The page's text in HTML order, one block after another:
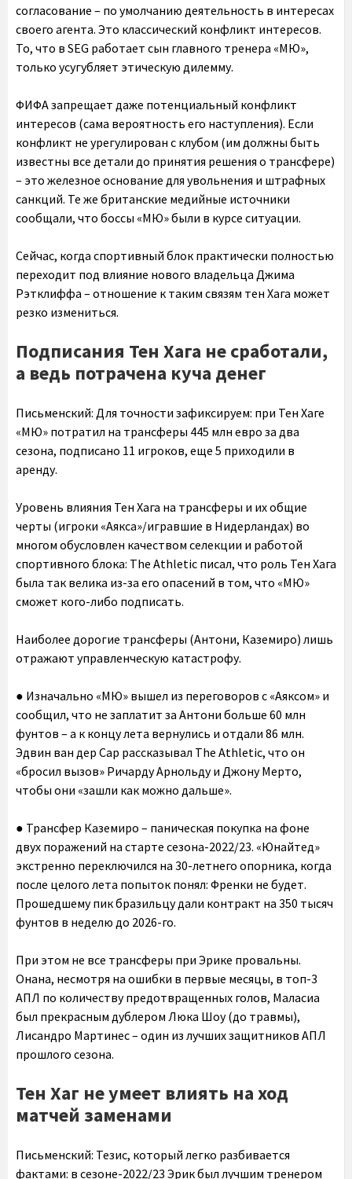
согласование – по умолчанию деятельность в интересах
своего агента. Это классический конфликт интересов.
То, что в SEG работает сын главного тренера «МЮ»,
только усугубляет этическую дилемму.
ФИФА запрещает даже потенциальный конфликт
интересов (сама вероятность его наступления). Если
конфликт не урегулирован с клубом (им должны быть
известны все детали до принятия решения о трансфере)
– это железное основание для увольнения и штрафных
санкций. Те же британские медийные источники
сообщали, что боссы «МЮ» были в курсе ситуации.
Сейчас, когда спортивный блок практически полностью
переходит под влияние нового владельца Джима
Рэтклиффа – отношение к таким связям тен Хага может
резко измениться.
Подписания Тен Хага не сработали,
а ведь потрачена куча денег
Письменский: Для точности зафиксируем: при Тен Хаге
«МЮ» потратил на трансферы 445 млн евро за два
сезона, подписано 11 игроков, еще 5 приходили в
аренду.
Уровень влияния Тен Хага на трансферы и их общие
черты (игроки «Аякса»/игравшие в Нидерландах) во
многом обусловлен качеством селекции и работой
спортивного блока: The Athletic писал, что роль Тен Хага
была так велика из-за его опасений в том, что «МЮ»
сможет кого-либо подписать.
Наиболее дорогие трансферы (Антони, Каземиро) лишь
отражают управленческую катастрофу.
● Изначально «МЮ» вышел из переговоров с «Аяксом» и
сообщил, что не заплатит за Антони больше 60 млн
фунтов – а к концу лета вернулись и отдали 86 млн.
Эдвин ван дер Сар рассказывал The Athletic, что он
«бросил вызов» Ричарду Арнольду и Джону Мерто,
чтобы они «зашли как можно дальше».
● Трансфер Каземиро – паническая покупка на фоне
двух поражений на старте сезона-2022/23. «Юнайтед»
экстренно переключился на 30-летнего опорника, когда
после целого лета попыток понял: Френки не будет.
Прошедшему пик бразильцу дали контракт на 350 тысяч
фунтов в неделю до 2026-го.
При этом не все трансферы при Эрике провальны.
Онана, несмотря на ошибки в первые месяцы, в топ-3
АПЛ по количеству предотвращенных голов, Маласиа
был прекрасным дублером Люка Шоу (до травмы),
Лисандро Мартинес – один из лучших защитников АПЛ
прошлого сезона.
Тен Хаг не умеет влиять на ход
матчей заменами
Письменский: Тезис, который легко разбивается
фактами: в сезоне-2022/23 Эрик был лучшим тренером